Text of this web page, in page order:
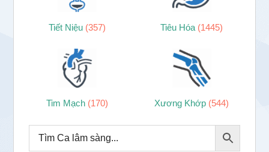
Tiết Niệu (357) Tiêu Hóa (1445)
Tim Mạch (170) Xương Khớp (544)